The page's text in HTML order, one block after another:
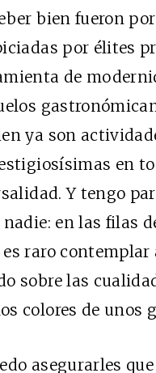
bien fueron
por élites
de
ya son
en
Y tengo
en las filas
raro contemplar
sobre las
colores de unos
asegurarles